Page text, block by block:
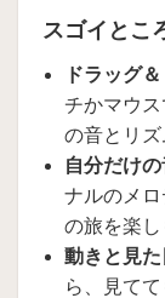
スゴイとこ
ドラッグ
チかマウ
の音とリ
自分だけ
ナルのメ
の旅を楽
動きと見
ら、見て